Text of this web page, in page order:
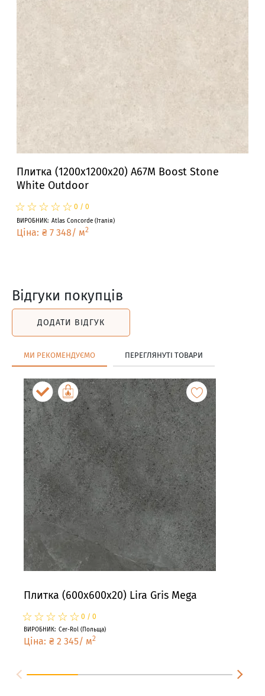
Плитка (1200x1200x20) A67M Boost Stone
White Outdoor
☆
★☆
★☆
★☆
★☆
★ 0 / 0
ВИРОБНИК: Atlas Concorde ( Італія)
Ціна: ₴ 7 348/ м2
Відгуки покупців
ДОДАТИ ВІДГУК
МИ РЕКОМЕНДУЄМО ПЕРЕГЛЯНУТІ ТОВАРИ
Плитка (600x600x20) Lira Gris Mega
☆
★☆
★☆
★☆
★☆
★ 0 / 0
ВИРОБНИК: Cer-Rol (Польща)
Ціна: ₴ 2 345/ м2